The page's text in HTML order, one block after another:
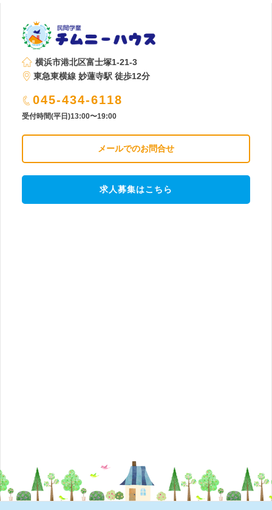
横浜市港北区富士塚1-21-3
東急東横線 妙蓮寺駅 徒歩12分
045-434-6118
受付時間(平日)13:00〜19:00
メールでのお問合せ
求人募集はこちら